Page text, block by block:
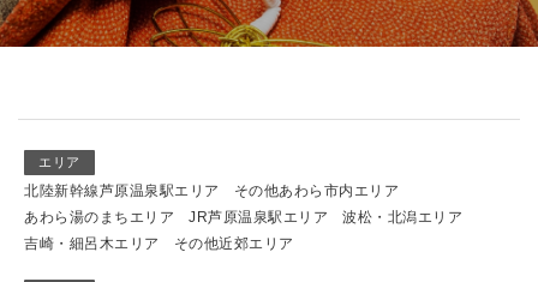
エリア
北陸新幹線芦原温泉駅エリア
その他あわら市内エリア
あわら湯のまちエリア
JR芦原温泉駅エリア
波松・北潟エリア
吉崎・細呂木エリア
その他近郊エリア